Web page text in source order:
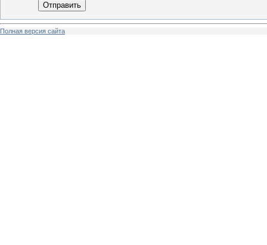
Отправить
Полная версия сайта